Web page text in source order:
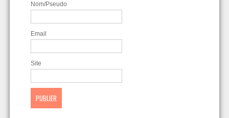
Nom/Pseudo
Email
Site